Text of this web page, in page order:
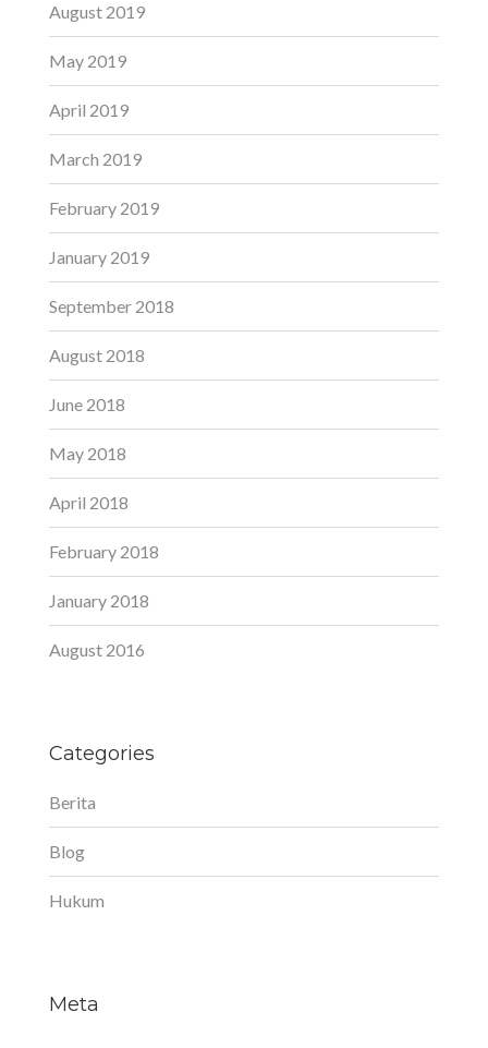
August 2019
May 2019
April 2019
March 2019
February 2019
January 2019
September 2018
August 2018
June 2018
May 2018
April 2018
February 2018
January 2018
August 2016
Categories
Berita
Blog
Hukum
Meta